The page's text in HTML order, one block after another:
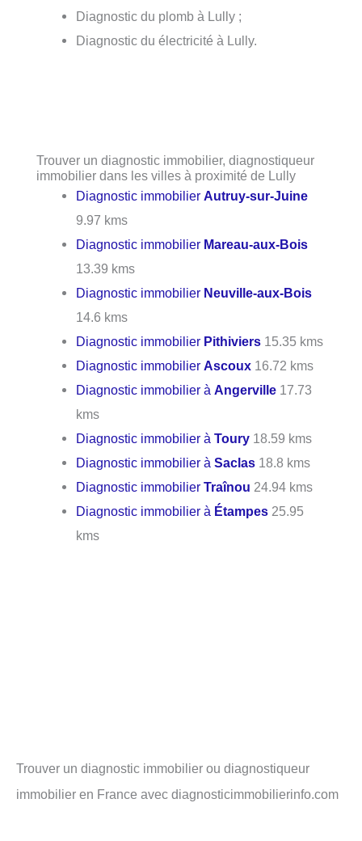
Diagnostic du plomb à Lully ;
Diagnostic du électricité à Lully.
Trouver un diagnostic immobilier, diagnostiqueur
immobilier dans les villes à proximité de Lully
Diagnostic immobilierAutruy-sur-Juine
9.97 kms
Diagnostic immobilier Mareau-aux-Bois
13.39 kms
Diagnostic immobilier Neuville-aux-Bois
14.6 kms
Diagnostic immobilier Pithiviers 15.35 kms
Diagnostic immobilierAscoux 16.72 kms
Diagnostic immobilier àAngerville 17.73
kms
Diagnostic immobilier àToury 18.59 kms
Diagnostic immobilier àSaclas 18.8 kms
Diagnostic immobilierTraînou 24.94 kms
Diagnostic immobilier à Étampes 25.95
kms
Trouver un diagnostic immobilier ou diagnostiqueur
immobilier en France avec diagnosticimmobilierinfo.com